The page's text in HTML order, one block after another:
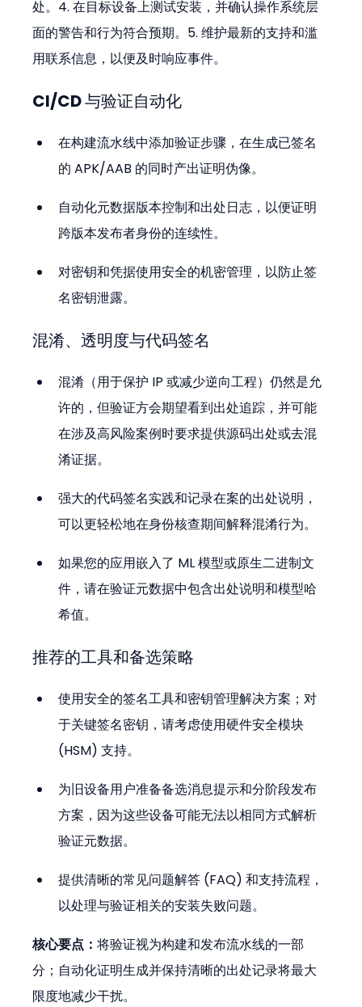
处。4. 在目标设备上测试安装，并确认操作系统层
面的警告和行为符合预期。5. 维护最新的支持和滥
用联系信息，以便及时响应事件。
CI/CD 与验证自动化
在构建流水线中添加验证步骤，在生成已签名
的 APK/AAB 的同时产出证明伪像。
自动化元数据版本控制和出处日志，以便证明
跨版本发布者身份的连续性。
对密钥和凭据使用安全的机密管理，以防止签
名密钥泄露。
混淆、透明度与代码签名
混淆（用于保护 IP 或减少逆向工程）仍然是允
许的，但验证方会期望看到出处追踪，并可能
在涉及高风险案例时要求提供源码出处或去混
淆证据。
强大的代码签名实践和记录在案的出处说明，
可以更轻松地在身份核查期间解释混淆行为。
如果您的应用嵌入了 ML 模型或原生二进制文
件，请在验证元数据中包含出处说明和模型哈
希值。
推荐的工具和备选策略
使用安全的签名工具和密钥管理解决方案；对
于关键签名密钥，请考虑使用硬件安全模块
(HSM) 支持。
为旧设备用户准备备选消息提示和分阶段发布
方案，因为这些设备可能无法以相同方式解析
验证元数据。
提供清晰的常见问题解答 (FAQ) 和支持流程，
以处理与验证相关的安装失败问题。
核心要点：将验证视为构建和发布流水线的一部
分；自动化证明生成并保持清晰的出处记录将最大
限度地减少干扰。